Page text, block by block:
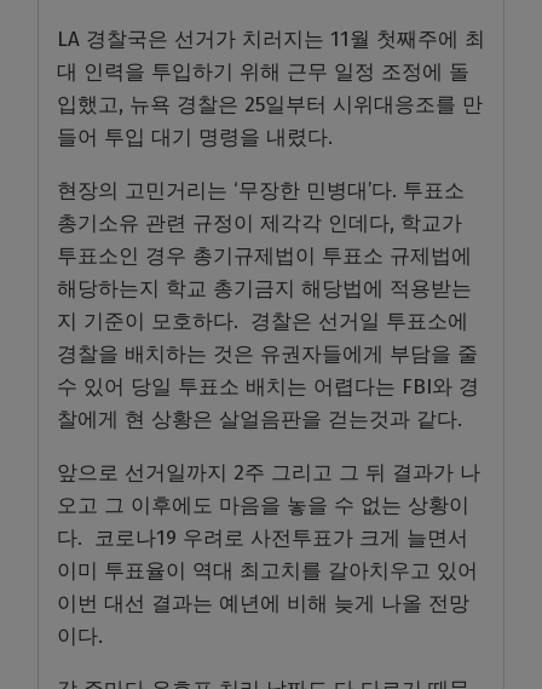
LA 경찰국은 선거가 치러지는 11월 첫째주에 최
대 인력을 투입하기 위해 근무 일정 조정에 돌
입했고, 뉴욕 경찰은 25일부터 시위대응조를 만
들어 투입 대기 명령을 내렸다.
현장의 고민거리는 ‘무장한 민병대’다. 투표소
총기소유 관련 규정이 제각각 인데다, 학교가
투표소인 경우 총기규제법이 투표소 규제법에
해당하는지 학교 총기금지 해당법에 적용받는
지 기준이 모호하다. 경찰은 선거일 투표소에
경찰을 배치하는 것은 유권자들에게 부담을 줄
수 있어 당일 투표소 배치는 어렵다는 FBI와 경
찰에게 현 상황은 살얼음판을 걷는것과 같다.
앞으로 선거일까지 2주 그리고 그 뒤 결과가 나
오고 그 이후에도 마음을 놓을 수 없는 상황이
다. 코로나19 우려로 사전투표가 크게 늘면서
이미 투표율이 역대 최고치를 갈아치우고 있어
이번 대선 결과는 예년에 비해 늦게 나올 전망
이다.